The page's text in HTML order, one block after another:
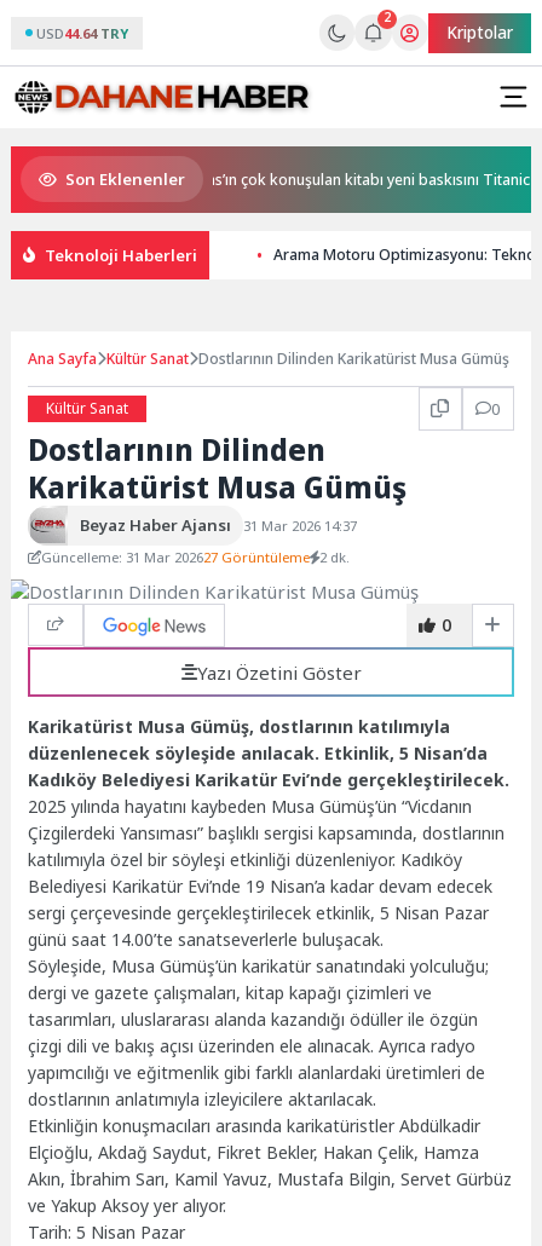
USD44.64 TRY
2
Kriptolar
Son Eklenenler
buluşma! Özgür Aras’ın çok konuşulan kitabı yeni baskısını Titanic
Teknoloji Haberleri Arama Motoru Optimizasyonu:
Ana Sayfa Kültür Sanat Dostlarının Dilinden Karikatürist Musa Gümüş
Kültür Sanat 0
Dostlarının Dilinden
Karikatürist Musa Gümüş
Beyaz Haber Ajansı
31 Mar 2026 14:37
Güncelleme: 31 Mar 202627 Görüntüleme 2 dk.
0
Yazı Özetini Göster
Karikatürist Musa Gümüş, dostlarının katılımıyla
düzenlenecek söyleşide anılacak. Etkinlik, 5 Nisan’da
Kadıköy Belediyesi Karikatür Evi’nde gerçekleştirilecek.
2025 yılında hayatını kaybeden Musa Gümüş’ün “Vicdanın
Çizgilerdeki Yansıması” başlıklı sergisi kapsamında, dostlarının
katılımıyla özel bir söyleşi etkinliği düzenleniyor. Kadıköy
Belediyesi Karikatür Evi’nde 19 Nisan’a kadar devam edecek
sergi çerçevesinde gerçekleştirilecek etkinlik, 5 Nisan Pazar
günü saat 14.00’te sanatseverlerle buluşacak.
Söyleşide, Musa Gümüş’ün karikatür sanatındaki yolculuğu;
dergi ve gazete çalışmaları, kitap kapağı çizimleri ve
tasarımları, uluslararası alanda kazandığı ödüller ile özgün
çizgi dili ve bakış açısı üzerinden ele alınacak. Ayrıca radyo
yapımcılığı ve eğitmenlik gibi farklı alanlardaki üretimleri de
dostlarının anlatımıyla izleyicilere aktarılacak.
Etkinliğin konuşmacıları arasında karikatüristler Abdülkadir
Elçioğlu, Akdağ Saydut, Fikret Bekler, Hakan Çelik, Hamza
Akın, İbrahim Sarı, Kamil Yavuz, Mustafa Bilgin, Servet Gürbüz
ve Yakup Aksoy yer alıyor.
Tarih: 5 Nisan Pazar